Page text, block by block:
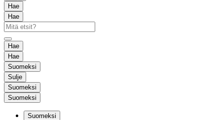
Hae
Hae
Hae
Hae
Suomeksi
Sulje
Suomeksi
Suomeksi
Suomeksi